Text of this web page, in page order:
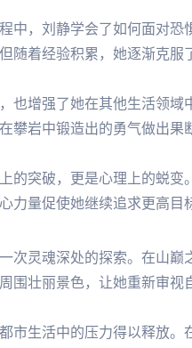
中，刘静学会了如何面对恐
随着经验积累，她逐渐克服
也增强了她在其他生活领域
攀岩中锻造出的勇气做出果
的突破，更是心理上的蜕变
量促使她继续追求更高目
次灵魂深处的探索。在山巅
围壮丽景色，让她重新审视
市生活中的压力得以释放。